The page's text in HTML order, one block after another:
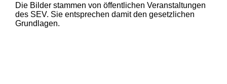
Die Bilder stammen von öffentlichen Veranstaltungen
des SEV. Sie entsprechen damit den gesetzlichen
Grundlagen.